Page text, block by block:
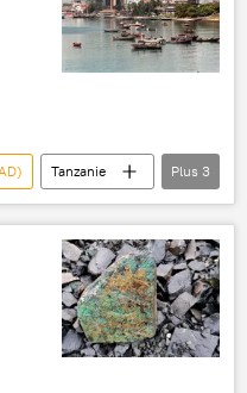
Tanzanie
infrastructure
Plus 3